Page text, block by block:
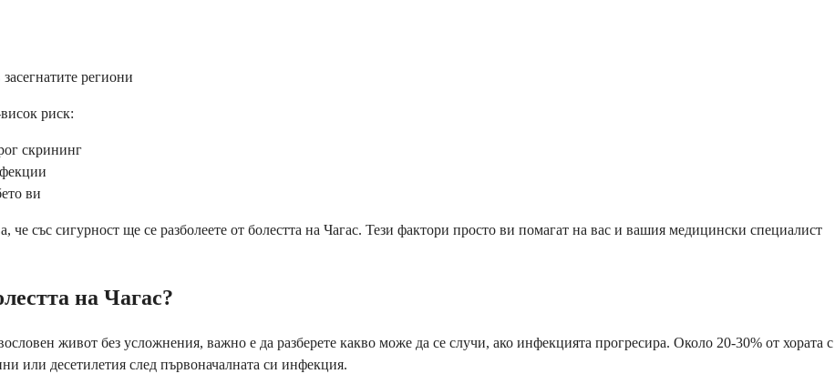
региони
риск:
скрининг
ви
със сигурност ще се разболеете от болестта на Чагас. Тези фактори просто ви помагат на вас и вашия медицински специалист
на Чагас?
живот без усложнения, важно е да разберете какво може да се случи, ако инфекцията прогресира. Около 20-30% от хората с
или десетилетия след първоначалната си инфекция.